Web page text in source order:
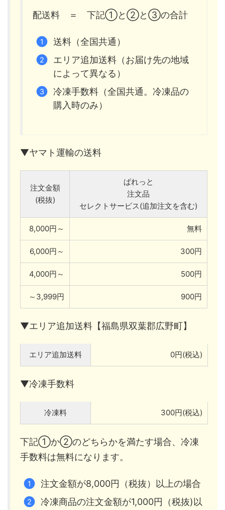
配送料 ＝ 下記①と②と③の合計
送料（全国共通）
エリア追加送料（お届け先の地域
によって異なる）
冷凍手数料（全国共通。冷凍品の
購入時のみ）
▼ヤマト運輸の送料
注文金額
(税抜)
ぱれっと
注文品
セレクトサービス(追加注文を含む)
8,000円～ 無料
6,000円～ 300円
4,000円～ 500円
～3,999円 900円
▼エリア追加送料【福島県双葉郡広野町】
エリア追加送料 0円(税込)
▼冷凍手数料
冷凍料 300円(税込)
下記①か②のどちらかを満たす場合、冷凍
手数料は無料になります。
注文金額が8,000円（税抜）以上の場合
冷凍商品の注文金額が1,000円（税抜)以